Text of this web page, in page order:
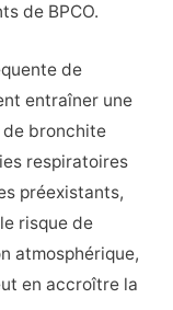
de BPCO.
de
entraîner une
de bronchite
respiratoires
préexistants,
risque de
atmosphérique,
en accroître la